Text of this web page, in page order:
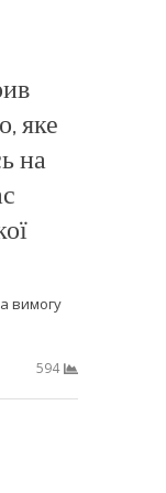
яке
на
вимогу
594